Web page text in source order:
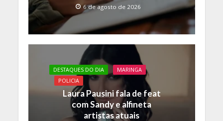
6 de agosto de 2026
DESTAQUES DO DIA
MARINGA
POLICIA
Laura Pausini fala de feat
com Sandy e alfineta
artistas atuais